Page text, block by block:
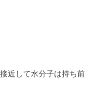
近して水分子は持ち前